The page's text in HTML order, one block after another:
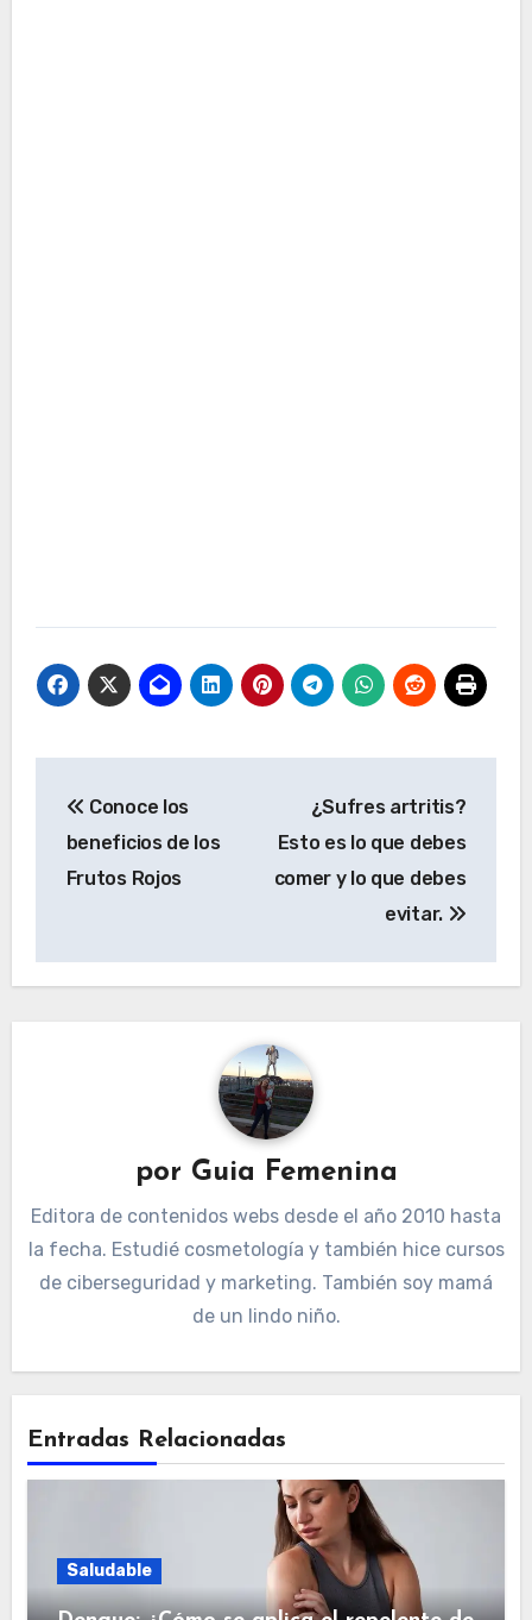
de
entradas
Conoce los
beneficios de los
Frutos Rojos
¿Sufres artritis?
Esto es lo que debes
comer y lo que debes
evitar.
por Guia Femenina
Editora de contenidos webs desde el año 2010 hasta
la fecha. Estudié cosmetología y también hice cursos
de ciberseguridad y marketing. También soy mamá
de un lindo niño.
Entradas Relacionadas
Saludable